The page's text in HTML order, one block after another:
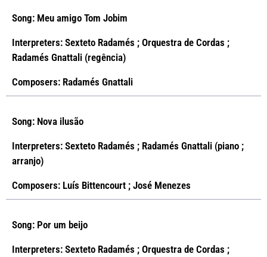
Song: Meu amigo Tom Jobim
Interpreters: Sexteto Radamés ; Orquestra de Cordas ;
Radamés Gnattali (regência)
Composers: Radamés Gnattali
Song: Nova ilusão
Interpreters: Sexteto Radamés ; Radamés Gnattali (piano ;
arranjo)
Composers: Luís Bittencourt ; José Menezes
Song: Por um beijo
Interpreters: Sexteto Radamés ; Orquestra de Cordas ;